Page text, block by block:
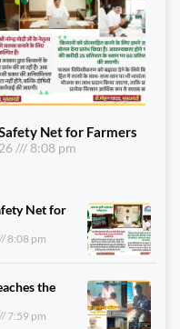
Net for Farmers
8:08 pm
Net for
8:08 pm
the
7:59 pm